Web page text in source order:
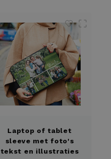
Laptop of tablet
sleeve met foto's
tekst en illustraties